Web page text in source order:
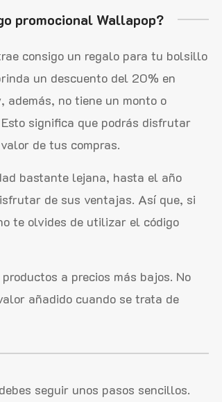
promocional Wallapop?
consigo un regalo para tu bolsillo
un descuento del 20% en
no tiene un monto o
significa que podrás disfrutar
de tus compras.
bastante lejana, hasta el año
de sus ventajas. Así que, si
te olvides de utilizar el código
a precios más bajos. No
añadido cuando se trata de
seguir unos pasos sencillos.